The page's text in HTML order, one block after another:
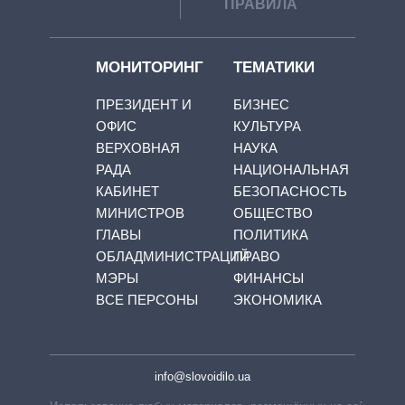
ПРАВИЛА
МОНИТОРИНГ
ПРЕЗИДЕНТ И
ОФИС
ВЕРХОВНАЯ
РАДА
КАБИНЕТ
МИНИСТРОВ
ГЛАВЫ
ОБЛАДМИНИСТРАЦИЙ
МЭРЫ
ВСЕ ПЕРСОНЫ
ТЕМАТИКИ
БИЗНЕС
КУЛЬТУРА
НАУКА
НАЦИОНАЛЬНАЯ
БЕЗОПАСНОСТЬ
ОБЩЕСТВО
ПОЛИТИКА
ПРАВО
ФИНАНСЫ
ЭКОНОМИКА
info@slovoidilo.ua